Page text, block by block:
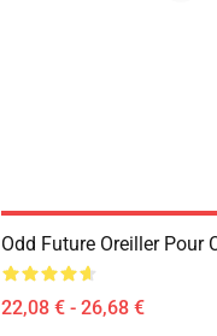
Odd Future Oreiller Pour
22,08 € - 26,68 €